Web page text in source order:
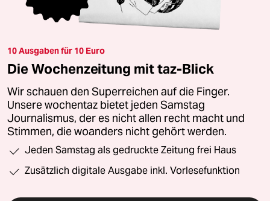
10 Ausgaben für 10 Euro
Die Wochenzeitung mit taz-Blick
Wir schauen den Superreichen auf die Finger.
Unsere wochentaz bietet jeden Samstag
Journalismus, der es nicht allen recht macht und
Stimmen, die woanders nicht gehört werden.
Jeden Samstag als gedruckte Zeitung frei Haus
Zusätzlich digitale Ausgabe inkl. Vorlesefunktion